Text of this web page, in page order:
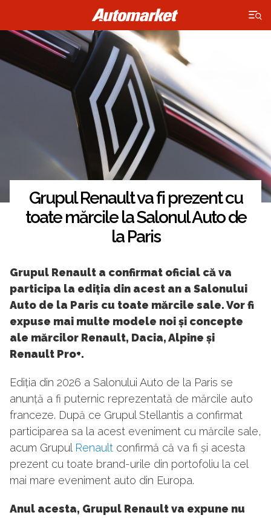
×
Grupul Renault va fi prezent cu
toate mărcile la Salonul Auto de
la Paris
Grupul Renault a confirmat oficial că va
participa la ediția din acest an a Salonului
Auto de la Paris cu toate mărcile sale. Vor fi
expuse mai multe modele noi și concepte
ale mărcilor Renault, Dacia, Alpine și
Renault Pro+.
Ediția din 2026 a Salonului Auto de la Paris se
anunță a fi puternic reprezentată de mărcile auto
franceze. După ce Grupul Stellantis a confirmat
participarea sa la acest eveniment cu mărcile sale,
acum Grupul Renault confirmă că va fi și acesta
prezent cu toate brand-urile din portofoliu la cel
mai mare eveniment auto din Europa.
Anul acesta, Grupul Renault va expune nu